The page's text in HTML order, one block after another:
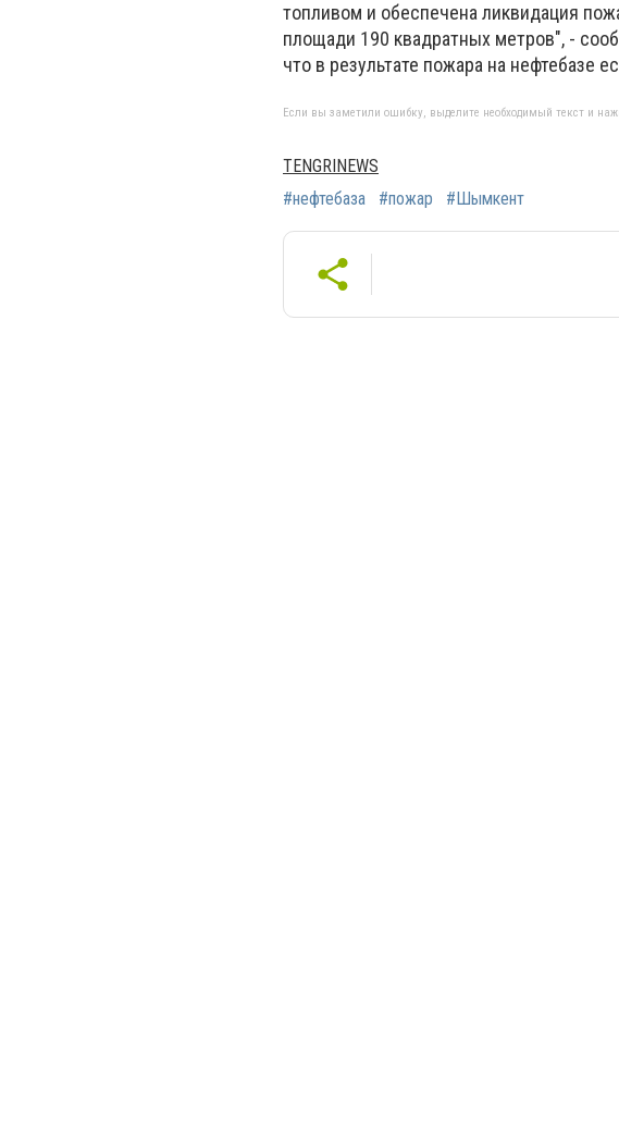
топливом и обеспечена ликвидация
площади 190 квадратных метров", -
что в результате пожара на нефтебазе
Если вы заметили ошибку, выделите необходимый текст и
TENGRINEWS
#нефтебаза
#пожар #Шымкент